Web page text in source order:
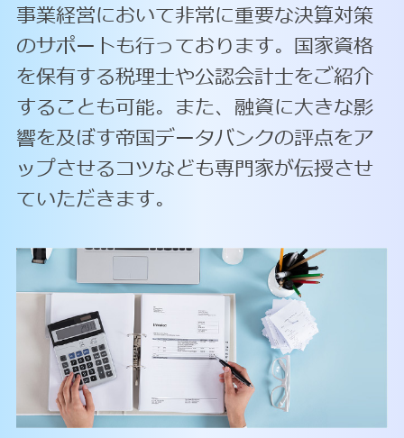
事業経営において非常に重要な決算対策
のサポートも行っております。国家資格
を保有する税理士や公認会計士をご紹介
することも可能。また、融資に大きな影
響を及ぼす帝国データバンクの評点をア
ップさせるコツなども専門家が伝授させ
ていただきます。